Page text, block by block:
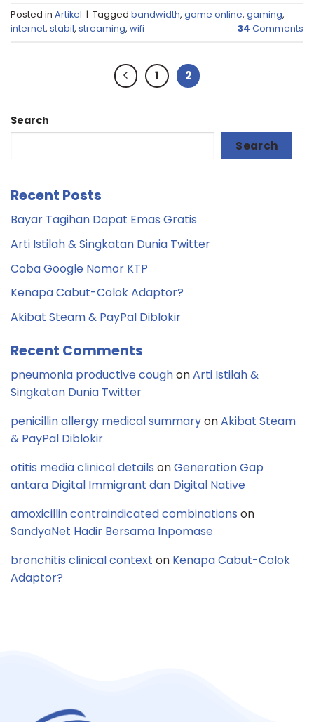
Posted in Artikel | Tagged bandwidth, game online, gaming,
internet, stabil, streaming, wifi 34 Comments
1 2
Search
Search
Recent Posts
Bayar Tagihan Dapat Emas Gratis
Arti Istilah & Singkatan Dunia Twitter
Coba Google Nomor KTP
Kenapa Cabut-Colok Adaptor?
Akibat Steam & PayPal Diblokir
Recent Comments
pneumonia productive coughonArti Istilah &
Singkatan Dunia Twitter
penicillin allergy medical summaryonAkibat Steam
& PayPal Diblokir
otitis media clinical details onGeneration Gap
antara Digital Immigrant dan Digital Native
amoxicillin contraindicated combinations on
SandyaNet Hadir Bersama Inpomase
bronchitis clinical context on Kenapa Cabut-Colok
Adaptor?